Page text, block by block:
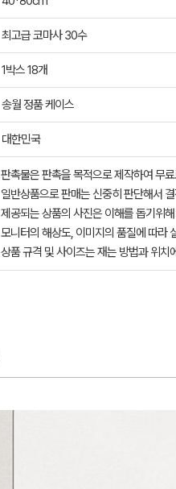
최고급 코마사 30수
1박스 18개
송월 정품 케이스
대한민국
판촉물은 판촉을 목적으로 제작하여 무
일반상품으로 판매는 신중히 판단해서
제공되는 상품의 사진은 이해를 돕기위
모니터의 해상도, 이미지의 품질에 따라
상품 규격 및 사이즈는 재는 방법과 위치